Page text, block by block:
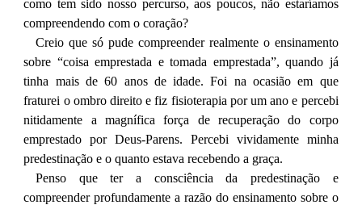
como tem sido nosso percurso, aos poucos, não estaríamos
compreendendo com o coração?
Creio que só pude compreender realmente o ensinamento
sobre “coisa emprestada e tomada emprestada”, quando já
tinha mais de 60 anos de idade. Foi na ocasião em que
fraturei o ombro direito e fiz fisioterapia por um ano e percebi
nitidamente a magnífica força de recuperação do corpo
emprestado por Deus-Parens. Percebi vividamente minha
predestinação e o quanto estava recebendo a graça.
Penso que ter a consciência da predestinação e
compreender profundamente a razão do ensinamento sobre o